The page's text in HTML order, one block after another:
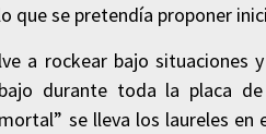
que se pretendía proponer
a rockear bajo
durante toda la placa
se lleva los laureles en